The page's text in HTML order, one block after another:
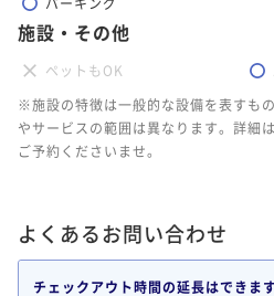
施設・その他
ペットもOK
※施設の特徴は一般的な設備を表すも
やサービスの範囲は異なります。詳細
ご予約くださいませ。
よくあるお問い合わせ
チェックアウト時間の延長はできま